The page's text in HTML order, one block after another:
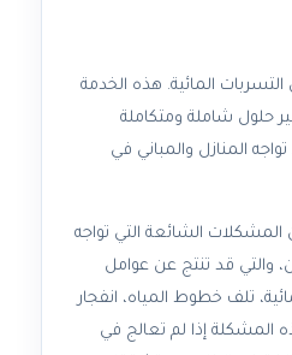
المائية. هذه الخدمة
حلول شاملة ومتكاملة
المنازل والمباني في
الشائعة التي تواجه
والتي قد تنتج عن عوامل
تلف خطوط المياه، انفجار
المشكلة إذا لم تعالج في